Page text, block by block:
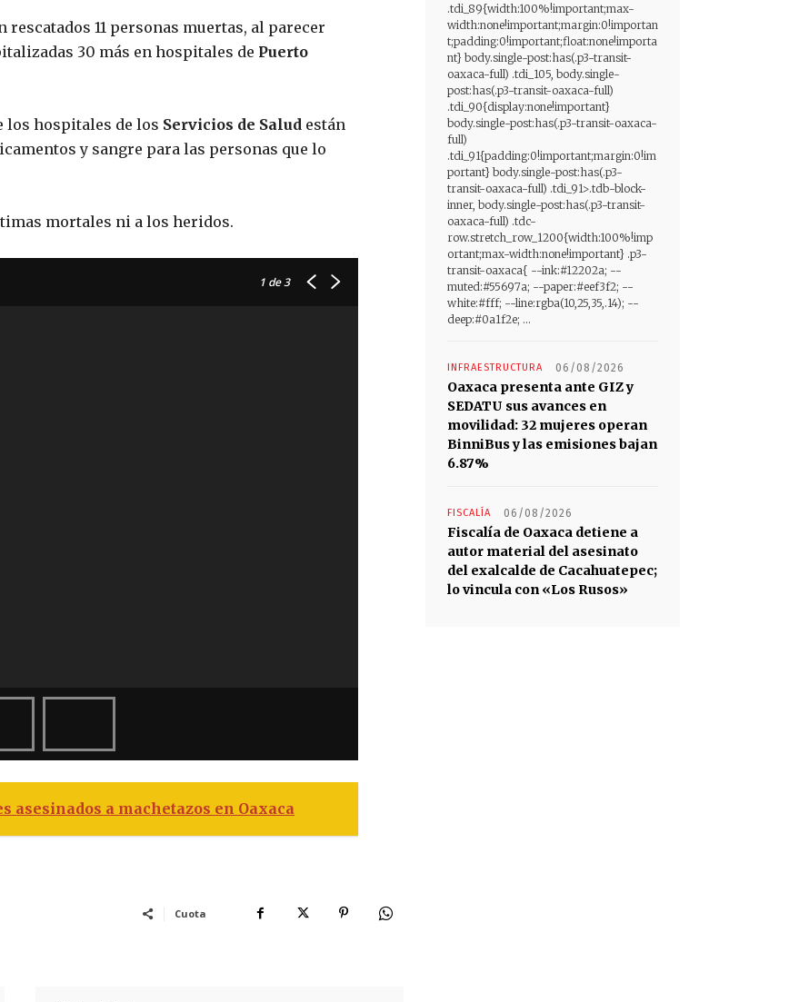
11 personas muertas, al parecer
30 más en hospitales de Puerto
los hospitales de los Servicios de Salud están
y sangre para las personas que lo
mortales ni a los heridos.
1 de 3
asesinados a machetazos en Oaxaca
Cuota
.tdi_89{width:100%!important;max-
width:none!important;margin:0!importan
t;padding:0!important;float:none!importa
nt} body.single-post:has(.p3-transit-
oaxaca-full) .tdi_105, body.single-
post:has(.p3-transit-oaxaca-full)
.tdi_90{display:none!important}
body.single-post:has(.p3-transit-oaxaca-
full)
.tdi_91{padding:0!important;margin:0!im
portant} body.single-post:has(.p3-
transit-oaxaca-full) .tdi_91>.tdb-block-
inner, body.single-post:has(.p3-transit-
oaxaca-full) .tdc-
row.stretch_row_1200{width:100%!imp
ortant;max-width:none!important} .p3-
transit-oaxaca{ --ink:#12202a; --
muted:#55697a; --paper:#eef3f2; --
white:#fff; --line:rgba(10,25,35,.14); --
deep:#0a1f2e; ...
INFRAESTRUCTURA 06/08/2026
Oaxaca presenta ante GIZ y
SEDATU sus avances en
movilidad: 32 mujeres operan
BinniBus y las emisiones bajan
6.87%
FISCALÍA 06/08/2026
Fiscalía de Oaxaca detiene a
autor material del asesinato
del exalcalde de Cacahuatepec;
lo vincula con «Los Rusos»